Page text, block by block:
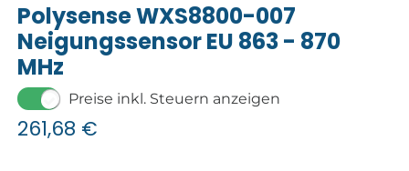
Polysense WXS8800-007
Neigungssensor EU 863 - 870
MHz
Preise inkl. Steuern anzeigen
261,68 €